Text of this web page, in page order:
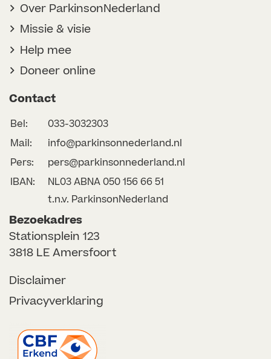
Over ParkinsonNederland
Missie & visie
Help mee
Doneer online
Contact
Bel:
033-3032303
Mail:
info@parkinsonnederland.nl
Pers:
pers@parkinsonnederland.nl
IBAN:
NL03 ABNA 050 156 66 51
t.n.v. ParkinsonNederland
Bezoekadres
Stationsplein 123
3818 LE Amersfoort
Disclaimer
Privacyverklaring